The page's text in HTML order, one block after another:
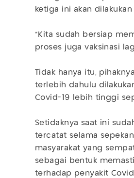
ketiga ini akan dilakukan
“Kita sudah bersiap
proses juga vaksinasi
Tidak hanya itu,
terlebih dahulu
Covid-19 lebih tinggi
Setidaknya saat ini
tercatat selama
masyarakat yang
sebagai bentuk
terhadap penyakit